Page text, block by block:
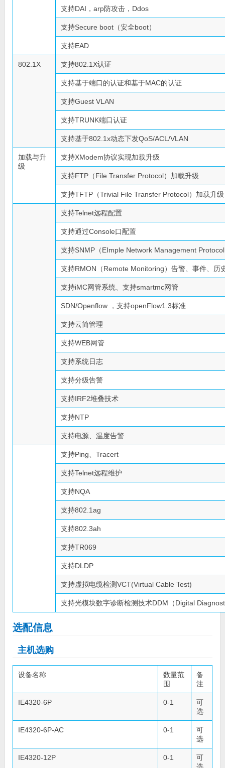
支持DAI，arp防攻击，Ddos
支持Secure boot（安全boot）
支持EAD
802.1X 支持802.1X认证
支持基于端口的认证和基于MAC的认证
支持Guest VLAN
支持TRUNK端口认证
支持基于802.1x动态下发QoS/ACL/VLAN
加载与升
级
支持XModem协议实现加载升级
支持FTP（File Transfer Protocol）加载升级
支持TFTP（Trivial File Transfer Protocol）加载升级
支持Telnet远程配置
支持通过Console口配置
支持SNMP（EImple Network Management
支持RMON（Remote Monitoring）告警、事件、历
支持iMC网管系统、支持smartmc网管
SDN/Openflow ，支持openFlow1.3标准
支持云简管理
支持WEB网管
支持系统日志
支持分级告警
支持IRF2堆叠技术
支持NTP
支持电源、温度告警
支持Ping、Tracert
支持Telnet远程维护
支持NQA
支持802.1ag
支持802.3ah
支持TR069
支持DLDP
支持虚拟电缆检测VCT(Virtual Cable Test)
支持光模块数字诊断检测技术DDM（Digital
选配信息
主机选购
设备名称
数量范
围
备
注
IE4320-6P 0-1
可
选
IE4320-6P-AC 0-1
可
选
IE4320-12P 0-1
可
选